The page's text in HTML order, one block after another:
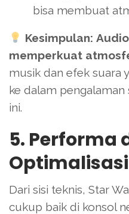
bisa membuat
Kesimpulan:
memperkuat
musik dan efek suara
ke dalam
ini.
5. Performa
Optimalisasi
Dari sisi teknis, Star
cukup baik di konsol